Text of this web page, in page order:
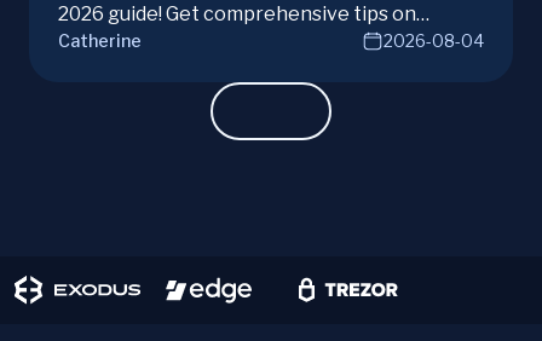
2026 guide! Get comprehensive tips on
hardware, software, and techniques for
Catherine 2026-08-04